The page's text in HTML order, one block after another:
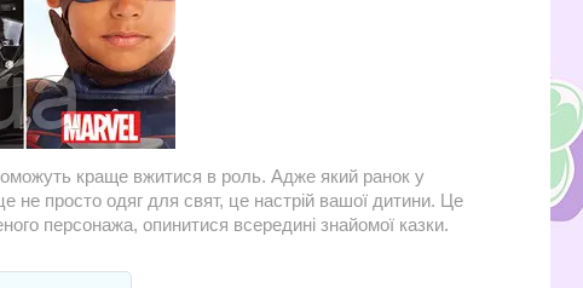
краще вжитися в роль. Адже який ранок у
не просто одяг для свят, це настрій вашої дитини. Це
персонажа, опинитися всередині знайомої казки.